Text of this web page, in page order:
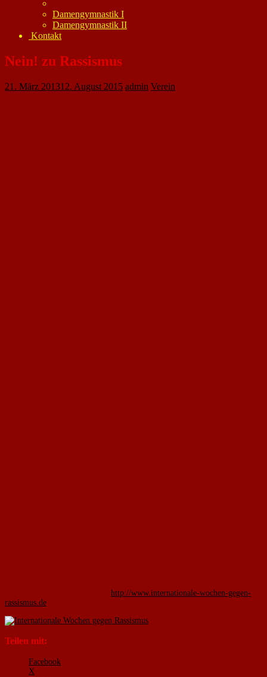
Damengymnastik I
Damengymnastik II
Kontakt
Nein! zu Rassismus
21. März 201312. August 2015 admin Verein
http://www.internationale-wochen-gegen-
rassismus.de
Teilen mit:
Facebook
X